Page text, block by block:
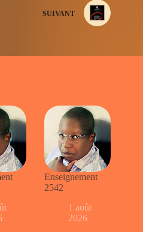
SUIVANT
Enseignement
2542
1 août
2026